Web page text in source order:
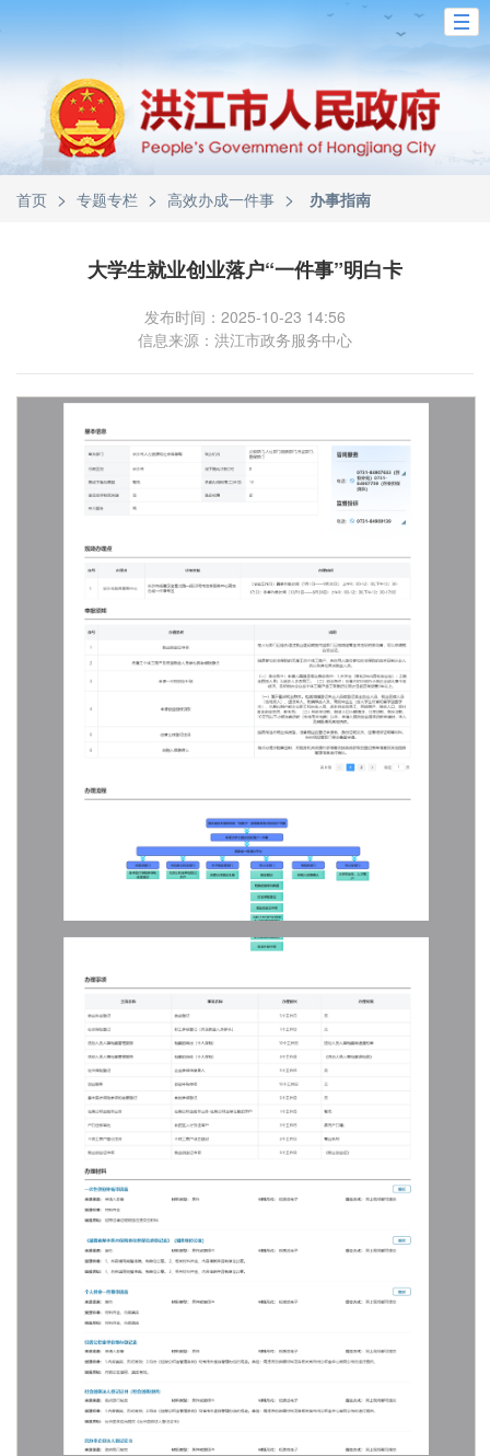
首页 > 专题专栏 > 高效办成一件事 > 办事指南
大学生就业创业落户“一件事”明白卡
发布时间：2025-10-23 14:56
信息来源：洪江市政务服务中心